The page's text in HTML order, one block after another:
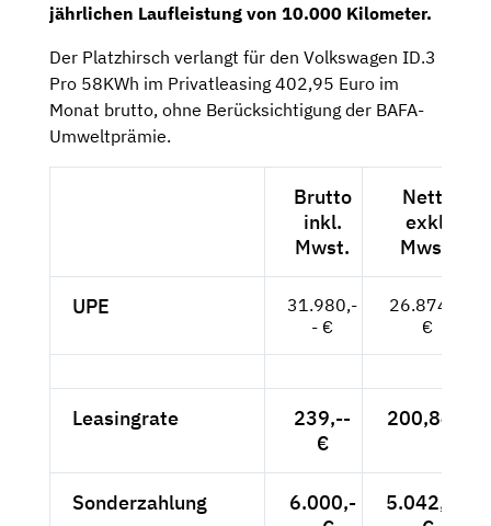
jährlichen Laufleistung von 10.000 Kilometer.
Der Platzhirsch verlangt für den Volkswagen ID.3
Pro 58KWh im Privatleasing 402,95 Euro im
Monat brutto, ohne Berücksichtigung der BAFA-
Umweltprämie.
Brutto
inkl.
Mwst.
Netto
exkl.
Mwst.
UPE
31.980,-
- €
26.874,--
€
Leasingrate
239,--
€
200,84 €
Sonderzahlung
6.000,-
5.042,02